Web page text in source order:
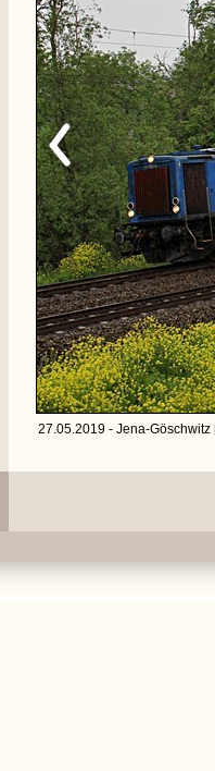
27.05.2019 - Jena-Göschwitz